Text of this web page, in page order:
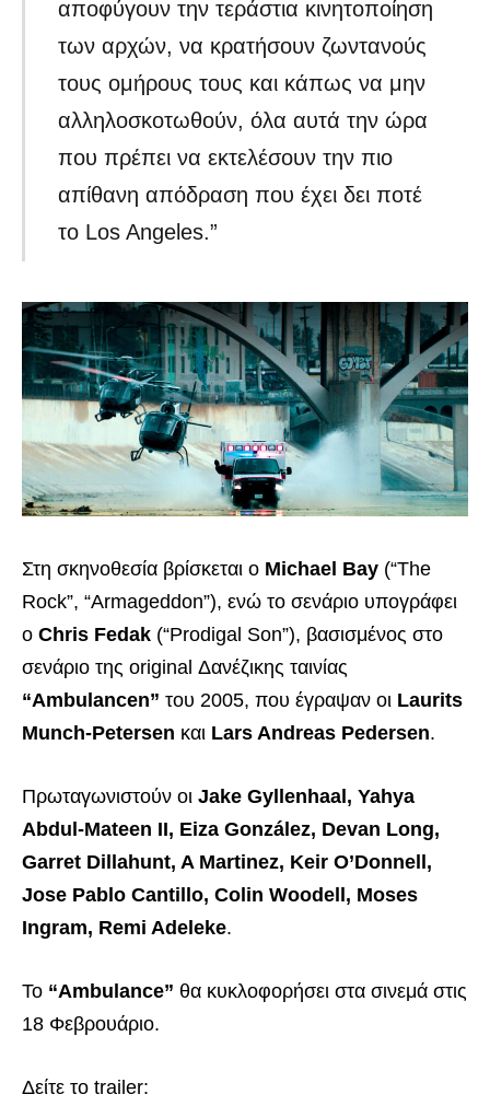
αποφύγουν την τεράστια κινητοποίηση
των αρχών, να κρατήσουν ζωντανούς
τους ομήρους τους και κάπως να μην
αλληλοσκοτωθούν, όλα αυτά την ώρα
που πρέπει να εκτελέσουν την πιο
απίθανη απόδραση που έχει δει ποτέ
το Los Angeles.”
Στη σκηνοθεσία βρίσκεται ο Michael Bay (“The
Rock”, “Armageddon”), ενώ το σενάριο υπογράφει
ο Chris Fedak (“Prodigal Son”), βασισμένος στο
σενάριο της original Δανέζικης ταινίας
“Ambulancen” του 2005, που έγραψαν οι Laurits
Munch-Petersen και Lars Andreas Pedersen.
Πρωταγωνιστούν οι Jake Gyllenhaal, Yahya
Abdul-Mateen II, Eiza González, Devan Long,
Garret Dillahunt, A Martinez, Keir O’Donnell,
Jose Pablo Cantillo, Colin Woodell, Moses
Ingram, Remi Adeleke.
Το “Ambulance” θα κυκλοφορήσει στα σινεμά στις
18 Φεβρουάριο.
Δείτε το trailer: